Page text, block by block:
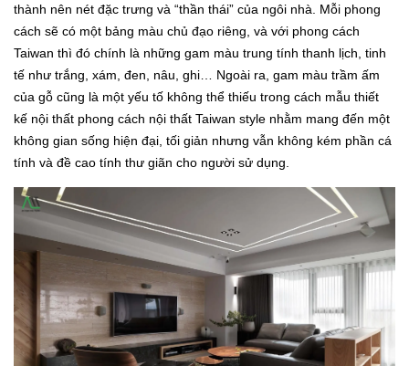
thành nên nét đặc trưng và “thần thái” của ngôi nhà. Mỗi phong
cách sẽ có một bảng màu chủ đạo riêng, và với phong cách
Taiwan thì đó chính là những gam màu trung tính thanh lịch, tinh
tế như trắng, xám, đen, nâu, ghi… Ngoài ra, gam màu trầm ấm
của gỗ cũng là một yếu tố không thể thiếu trong cách mẫu thiết
kế nội thất phong cách nội thất Taiwan style nhằm mang đến một
không gian sống hiện đại, tối giản nhưng vẫn không kém phần cá
tính và đề cao tính thư giãn cho người sử dụng.